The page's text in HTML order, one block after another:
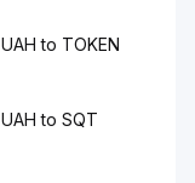
UAH to TOKEN
UAH to SQT